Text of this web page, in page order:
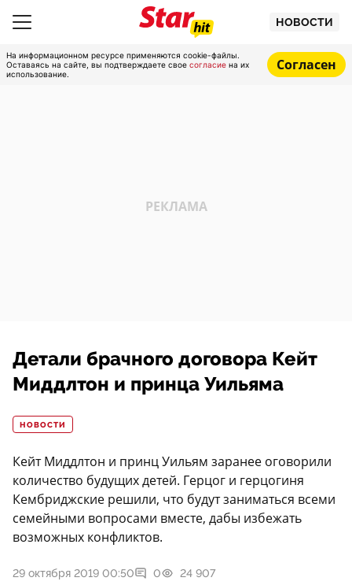
НОВОСТИ
На информационном ресурсе применяются cookie-файлы.
Оставаясь на сайте, вы подтверждаете свое согласие на их
использование.
Согласен
Детали брачного договора Кейт
Миддлтон и принца Уильяма
НОВОСТИ
Кейт Миддлтон и принц Уильям заранее оговорили
количество будущих детей. Герцог и герцогиня
Кембриджские решили, что будут заниматься всеми
семейными вопросами вместе, дабы избежать
возможных конфликтов.
29 октября 2019 00:50 0 24 907